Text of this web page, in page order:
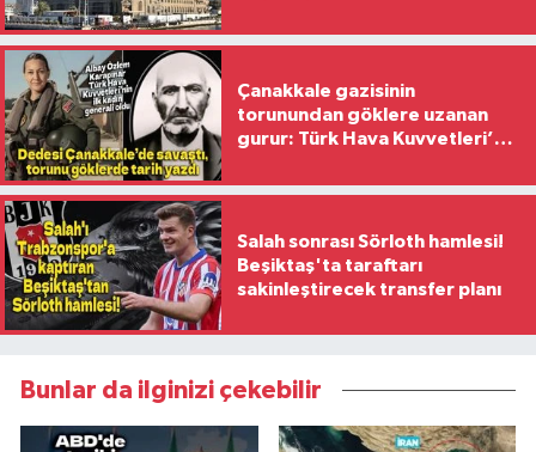
Çanakkale gazisinin
torunundan göklere uzanan
gurur: Türk Hava Kuvvetleri’nin
Salah sonrası Sörloth hamlesi!
Beşiktaş'ta taraftarı
sakinleştirecek transfer planı
Bunlar da ilginizi çekebilir